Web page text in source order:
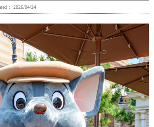
： 2026/04/24